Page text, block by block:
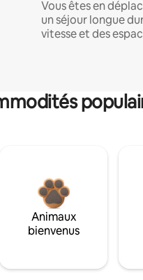
Vous êtes en
un séjour longue
vitesse et des
Animaux
bienvenus